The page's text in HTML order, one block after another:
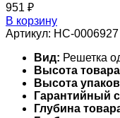
951 ₽
В корзину
Артикул: НС-0006927
Вид: Решетка
Высота
Высота
Гарантийный
Глубина